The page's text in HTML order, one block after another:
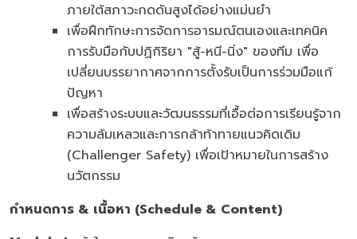
ภายใต้สภาวะกดดันสูงได้อย่างแม่นยำ
เพื่อฝึกทักษะการจัดการอารมณ์ตนเองและเทคนิค
การรับมือกับปฏิกิริยา "สู้-หนี-นิ่ง" ของทีม เพื่อ
เปลี่ยนบรรยากาศจากการตั้งรับเป็นการร่วมมือแก้
ปัญหา
เพื่อสร้างระบบและวัฒนธรรมที่เอื้อต่อการเรียนรู้จาก
ความล้มเหลวและการกล้าท้าทายแนวคิดเดิม
(Challenger Safety) เพื่อเป้าหมายในการสร้าง
นวัตกรรม
กำหนดการ & เนื้อหา (Schedule & Content)